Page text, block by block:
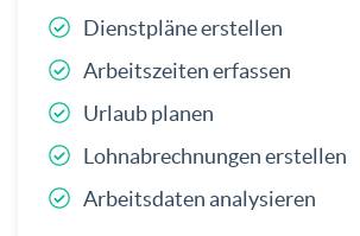
Dienstpläne erstellen
Arbeitszeiten erfassen
Urlaub planen
Lohnabrechnungen erstellen
Arbeitsdaten analysieren